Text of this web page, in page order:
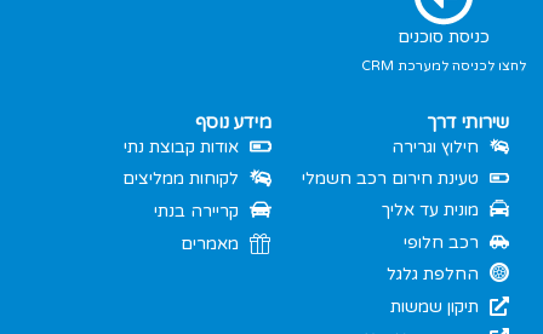
כניסת סוכנים
לחצו לכניסה למערכת CRM
שירותי דרך
חילוץ וגרירה
טעינת חירום רכב חשמלי
מונית עד אליך
רכב חלופי
החלפת גלגל
תיקון שמשות
מידע נוסף
אודות קבוצת נתי
לקוחות ממליצים
קריירה בנתי
מאמרים